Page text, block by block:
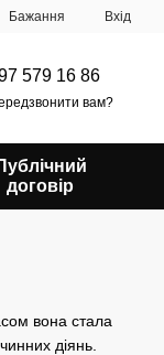
Бажання Вхід
579 16 86
вам?
договір
вона стала
діянь.